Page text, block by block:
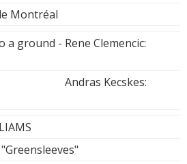
Montréal
a ground - Rene Clemencic:
Kecskes: